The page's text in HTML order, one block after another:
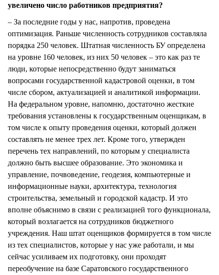
увеличено число работников предприятия?
– За последние годы у нас, напротив, проведена
оптимизация. Раньше численность сотрудников составляла
порядка 250 человек. Штатная численность БУ определена
на уровне 160 человек, из них 50 человек – это как раз те
люди, которые непосредственно будут заниматься
вопросами государственной кадастровой оценки, в том
числе сбором, актуализацией и аналитикой информации.
На федеральном уровне, напомню, достаточно жесткие
требования установлены к государственным оценщикам, в
том числе к опыту проведения оценки, который должен
составлять не менее трех лет. Кроме того, утвержден
перечень тех направлений, по которым у специалиста
должно быть высшее образование. Это экономика и
управление, почвоведение, геодезия, компьютерные и
информационные науки, архитектура, технология
строительства, земельный и городской кадастр. И это
вполне объяснимо в связи с реализацией того функционала,
который возлагается на сотрудников бюджетного
учреждения. Наш штат оценщиков формируется в том числе
из тех специалистов, которые у нас уже работали, и мы
сейчас усиливаем их подготовку, они проходят
переобучение на базе Саратовского государственного